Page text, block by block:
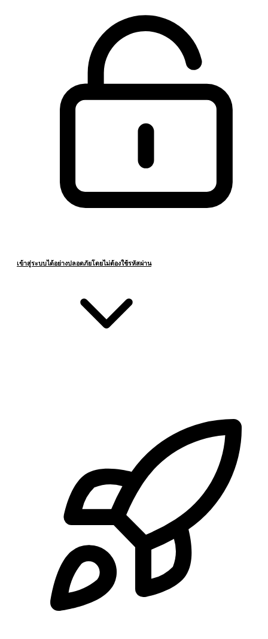
เข้าสู่ระบบได้อย่างปลอดภัยโดยไม่ต้องใช้รหัสผ่าน